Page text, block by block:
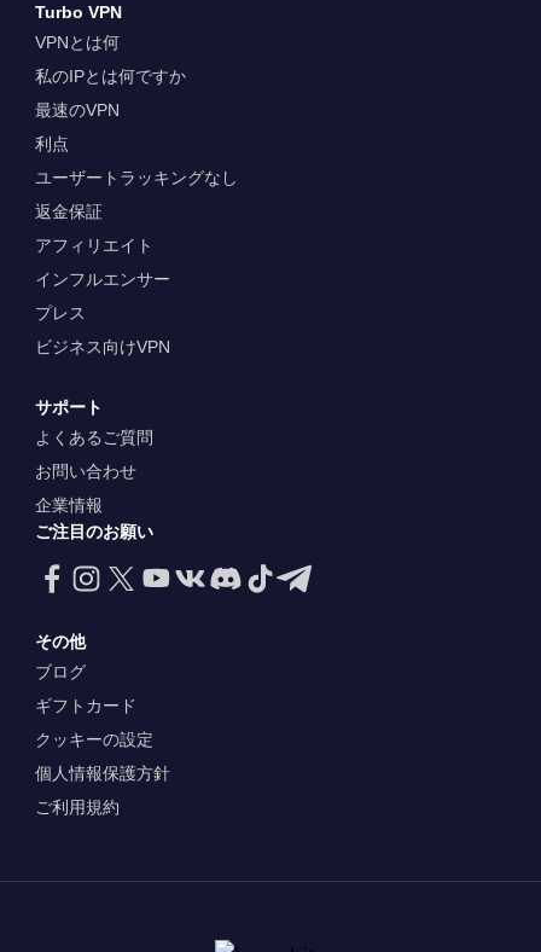
Turbo VPN
VPNとは何
私のIPとは何ですか
最速のVPN
利点
ユーザートラッキングなし
返金保証
アフィリエイト
インフルエンサー
プレス
ビジネス向けVPN
サポート
よくあるご質問
お問い合わせ
企業情報
ご注目のお願い
その他
ブログ
ギフトカード
クッキーの設定
個人情報保護方針
ご利用規約